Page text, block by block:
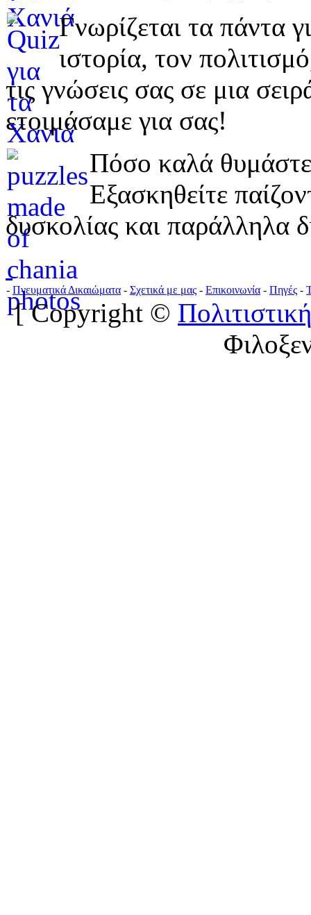
Γνωρίζεται τα πάντα
ιστορία, τον
τις γνώσεις σας σε μια
ετοιμάσαμε για σας!
Πόσο καλά
Εξασκηθείτε
δυσκολίας και παράλληλα
- Πνευματικά Δικαιώματα - Σχετικά με μας - Επικοινωνία - Πηγές -
[ Copyright ©